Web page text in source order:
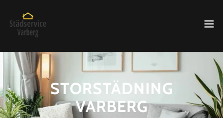
STORSTÄDNING
VARBERG